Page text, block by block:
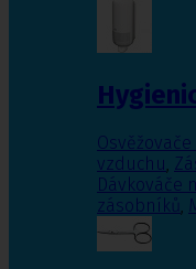
vzduchu,
Dávkováče
zásobníků,